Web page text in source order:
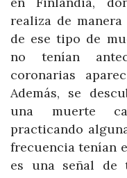
realiza de
de ese tipo de
no tenían
coronarias
Además, se
una muerte
practicando
frecuencia tenían
es una señal de